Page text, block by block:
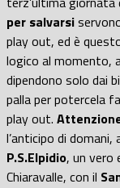
per salvarsi
play out, ed è
logico al momento,
dipendono solo dai
palla per potercela
play out.
l’anticipo di domani,
P.S.Elpidio, un vero
Chiaravalle, con il